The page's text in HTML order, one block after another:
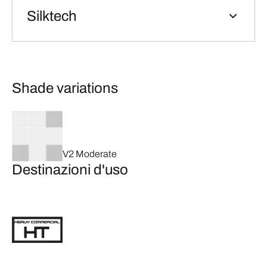
Silktech
Shade variations
V2 Moderate
Destinazioni d'uso